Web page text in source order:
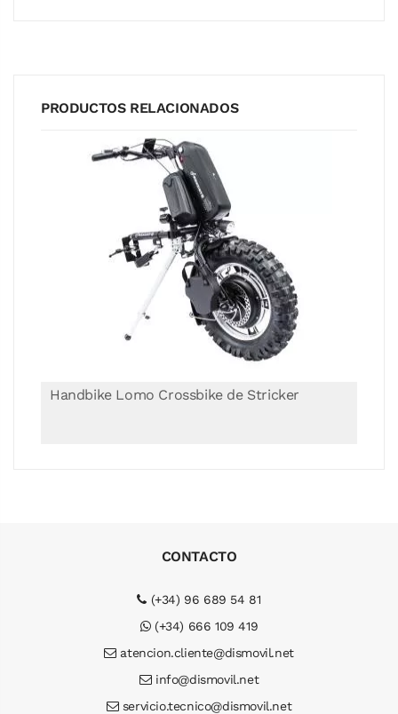
PRODUCTOS RELACIONADOS
Handbike Lomo Crossbike de Stricker
CONTACTO
(+34) 96 689 54 81
(+34) 666 109 419
atencion.cliente@dismovil.net
info@dismovil.net
servicio.tecnico@dismovil.net